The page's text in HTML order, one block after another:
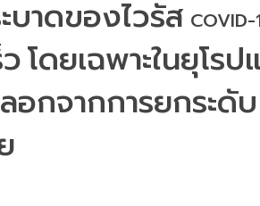
าดของไวรัส
โดยเฉพาะในยุโรป
กจากการยกระดับ